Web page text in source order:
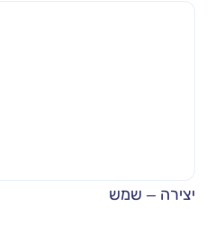
יצירה – שמש